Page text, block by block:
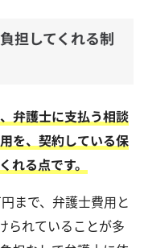
担してくれる制
弁護士に支払う相談
を、契約している保
れる点です。
まで、弁護士費用と
られていることが多